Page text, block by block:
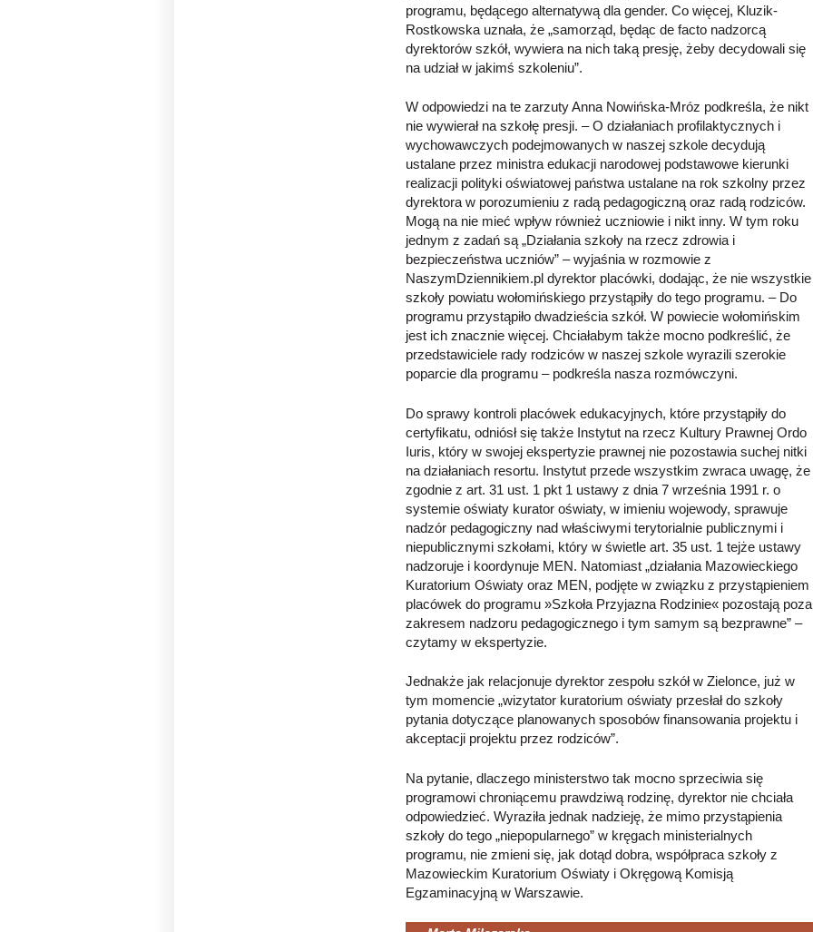
programu, będącego alternatywą dla gender. Co więcej, Kluzik-
Rostkowska uznała, że „samorząd, będąc de facto nadzorcą
dyrektorów szkół, wywiera na nich taką presję, żeby decydowali się
na udział w jakimś szkoleniu”.
W odpowiedzi na te zarzuty Anna Nowińska-Mróz podkreśla, że nikt
nie wywierał na szkołę presji. – O działaniach profilaktycznych i
wychowawczych podejmowanych w naszej szkole decydują
ustalane przez ministra edukacji narodowej podstawowe kierunki
realizacji polityki oświatowej państwa ustalane na rok szkolny przez
dyrektora w porozumieniu z radą pedagogiczną oraz radą rodziców.
Mogą na nie mieć wpływ również uczniowie i nikt inny. W tym roku
jednym z zadań są „Działania szkoły na rzecz zdrowia i
bezpieczeństwa uczniów” – wyjaśnia w rozmowie z
NaszymDziennikiem.pl dyrektor placówki, dodając, że nie wszystkie
szkoły powiatu wołomińskiego przystąpiły do tego programu. – Do
programu przystąpiło dwadzieścia szkół. W powiecie wołomińskim
jest ich znacznie więcej. Chciałabym także mocno podkreślić, że
przedstawiciele rady rodziców w naszej szkole wyrazili szerokie
poparcie dla programu – podkreśla nasza rozmówczyni.
Do sprawy kontroli placówek edukacyjnych, które przystąpiły do
certyfikatu, odniósł się także Instytut na rzecz Kultury Prawnej Ordo
Iuris, który w swojej ekspertyzie prawnej nie pozostawia suchej nitki
na działaniach resortu. Instytut przede wszystkim zwraca uwagę, że
zgodnie z art. 31 ust. 1 pkt 1 ustawy z dnia 7 września 1991 r. o
systemie oświaty kurator oświaty, w imieniu wojewody, sprawuje
nadzór pedagogiczny nad właściwymi terytorialnie publicznymi i
niepublicznymi szkołami, który w świetle art. 35 ust. 1 tejże ustawy
nadzoruje i koordynuje MEN. Natomiast „działania Mazowieckiego
Kuratorium Oświaty oraz MEN, podjęte w związku z przystąpieniem
placówek do programu »Szkoła Przyjazna Rodzinie« pozostają poza
zakresem nadzoru pedagogicznego i tym samym są bezprawne” –
czytamy w ekspertyzie.
Jednakże jak relacjonuje dyrektor zespołu szkół w Zielonce, już w
tym momencie „wizytator kuratorium oświaty przesłał do szkoły
pytania dotyczące planowanych sposobów finansowania projektu i
akceptacji projektu przez rodziców”.
Na pytanie, dlaczego ministerstwo tak mocno sprzeciwia się
programowi chroniącemu prawdziwą rodzinę, dyrektor nie chciała
odpowiedzieć. Wyraziła jednak nadzieję, że mimo przystąpienia
szkoły do tego „niepopularnego” w kręgach ministerialnych
programu, nie zmieni się, jak dotąd dobra, współpraca szkoły z
Mazowieckim Kuratorium Oświaty i Okręgową Komisją
Egzaminacyjną w Warszawie.